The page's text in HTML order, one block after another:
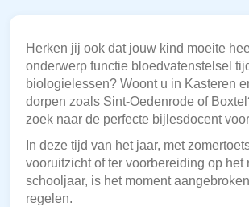
Herken jij ook dat jouw kind moeite
onderwerp functie bloedvatenstelsel
biologielessen? Woont u in Kasteren
dorpen zoals Sint-Oedenrode of
zoek naar de perfecte bijlesdocent
In deze tijd van het jaar, met
vooruitzicht of ter voorbereiding op het
schooljaar, is het moment
regelen.